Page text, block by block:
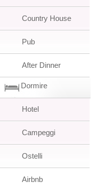
Country House
Pub
After Dinner
Dormire
Hotel
Campeggi
Ostelli
Airbnb